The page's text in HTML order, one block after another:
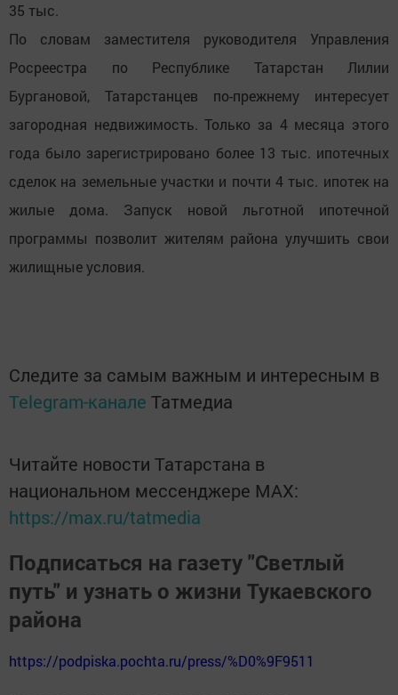
35 тыс.
По словам заместителя руководителя Управления
Росреестра по Республике Татарстан Лилии
Бургановой, Татарстанцев по-прежнему интересует
загородная недвижимость. Только за 4 месяца этого
года было зарегистрировано более 13 тыс. ипотечных
сделок на земельные участки и почти 4 тыс. ипотек на
жилые дома. Запуск новой льготной ипотечной
программы позволит жителям района улучшить свои
жилищные условия.
Следите за самым важным и интересным в
Telegram-канале Татмедиа
Читайте новости Татарстана в
национальном мессенджере MАХ:
https://max.ru/tatmedia
Подписаться на газету "Светлый
путь" и узнать о жизни Тукаевского
района
https://podpiska.pochta.ru/press/%D0%9F9511